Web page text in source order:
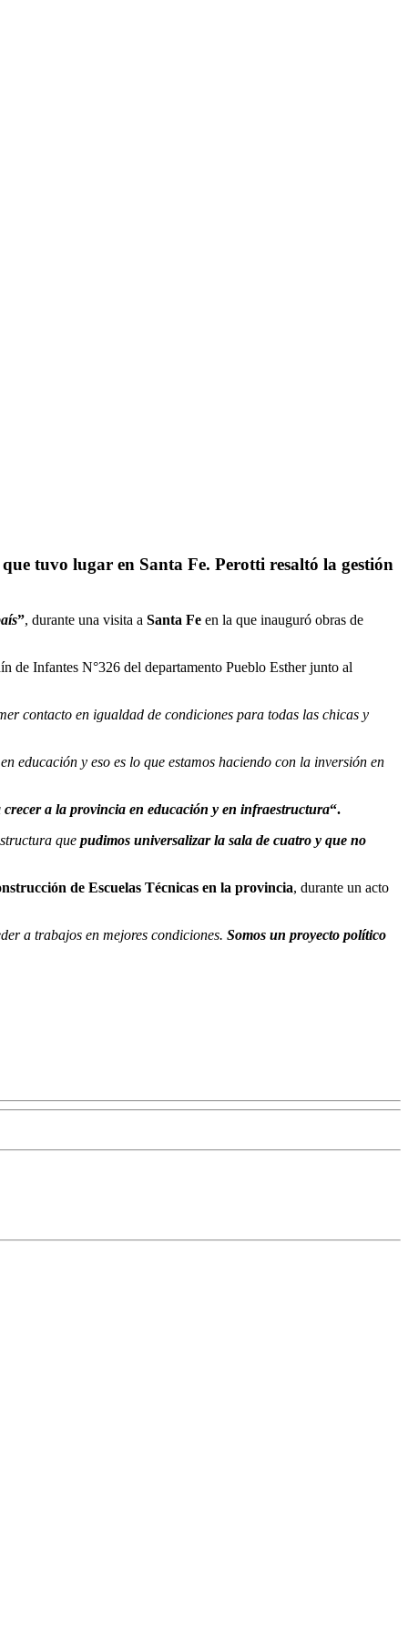
tuvo lugar en Santa Fe. Perotti resaltó la gestión
”, durante una visita a Santa Fe en la que inauguró obras de
de Infantes N°326 del departamento Pueblo Esther junto al
contacto en igualdad de condiciones para todas las chicas y
educación y eso es lo que estamos haciendo con la inversión en
a la provincia en educación y en infraestructura“.
que pudimos universalizar la sala de cuatro y que no
de Escuelas Técnicas en la provincia, durante un acto
a trabajos en mejores condiciones. Somos un proyecto político